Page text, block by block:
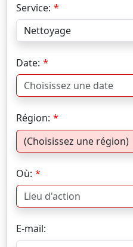
Service:
Date:
Région:
Où:
E-mail: